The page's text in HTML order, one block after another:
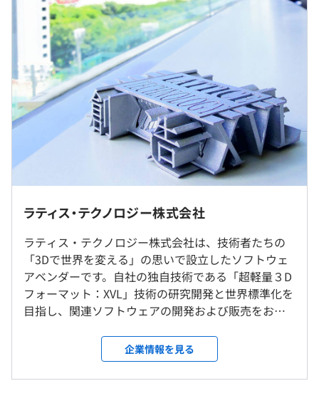
【開発実績】
■世界最高水準の基本性能を備えた超軽量3Dフォーマッ
ト「XVL」による業務効率化製品群
「XVL」 (eXtensible Virtual world description
Language) は、XML (eXtensible Markup Language) をベ
ースとした超軽量 3D 表現として、ラティスが提唱する表
現形式です。XVL を用いることで、3D CAD などで生成さ
れたデータを数百分の1 にまで軽量化することができま
また、メモリが少ない環境で巨大な 3D データを高速表示
共有に最適な形式です。
現在、干渉チェック機能を搭載した DMU や 3D ビジュア
ル作業指示書を作成するソリューションが市場で高く評価
されています。当社の XVL は世界中の自動車産業、航空
機産業、電機産業等多くの製造業の企業で採用されていま
す。
製造業の大手では、3D CADの普及により蓄積された 3Dデ
就業場所の変更範囲
東京本社、および自宅
＜変更範囲＞
会社の定める場所（テレワークを行う場所を含む）
受動喫煙防止措置に関する事項
従業員に対する受動喫煙対策：屋内原則禁煙
・上記⽉収には固定残業代 86,600～135,400円/⽉を含
みます
・固定残業代の相当時間：40時間/月
・40時間以上は残業手当を支給
・試用期間（3か月間）も条件は変わりません
・賞与は年2回、約2ヶ月分を支給（上記の年収に含まれ
ます）、業績に応じて業績賞与別途支給（上記の年収とは
別途支給されます）
（※想定年収は年収提示額を保証するものではありません）
フレックスタイム制
コアタイムは11:00-15:00
フレキシブルタイムは7:00-22:00
標準労働時間：8時間
残業時間は月20時間程度
ラティス・テクノロジー株式会社
ラティス・テクノロジー株式会社は、技術者たちの
「3Dで世界を変える」の思いで設立したソフトウェ
アベンダーです。自社の独自技術である「超軽量３D
フォーマット：XVL」技術の研究開発と世界標準化を
目指し、関連ソフトウェアの開発および販売をおこ
り、「日本のものづくり企業の根幹を担う3D」とし
て確固たる地位を築き始めています。高精度・高性能
を求められる製造業をはじめとするお客さまに認め
企業情報を見る